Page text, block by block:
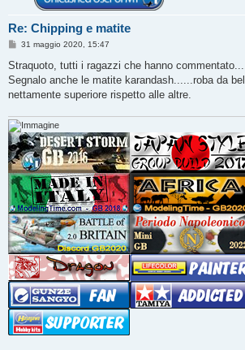
Re: Chipping e matite
M
s
a
g
o
31 maggio 2020, 15:47
Straquoto, tutti i ragazzi che hanno commentato.....
Segnalo anche le matite karandash......roba da
nettamente superiore rispetto alle altre.